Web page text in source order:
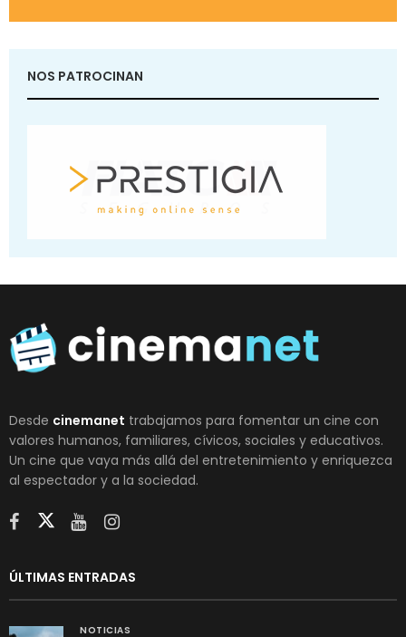
NOS PATROCINAN
Desde cinemanet trabajamos para fomentar un cine con
valores humanos, familiares, cívicos, sociales y educativos.
Un cine que vaya más allá del entretenimiento y enriquezca
al espectador y a la sociedad.
ÚLTIMAS ENTRADAS
NOTICIAS